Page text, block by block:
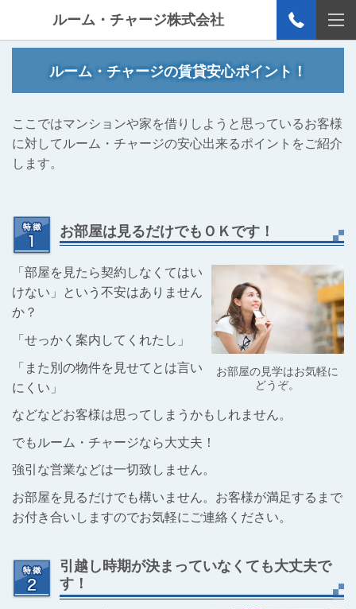
ルーム・チャージ株式会社
ルーム・チャージの賃貸安心ポイント！
ここではマンションや家を借りしようと思っているお客様
に対してルーム・チャージの安心出来るポイントをご紹介
します。
お部屋は見るだけでもＯＫです！
お部屋の見学はお気軽に
どうぞ。
「部屋を見たら契約しなくてはい
けない」という不安はありません
か？
「せっかく案内してくれたし」
「また別の物件を見せてとは言い
にくい」
などなどお客様は思ってしまうかもしれません。
でもルーム・チャージなら大丈夫！
強引な営業などは一切致しません。
お部屋を見るだけでも構いません。お客様が満足するまで
お付き合いしますのでお気軽にご連絡ください。
引越し時期が決まっていなくても大丈夫で
す！